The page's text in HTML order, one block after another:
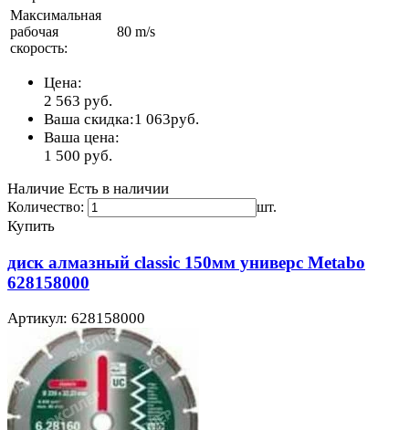
Максимальная
рабочая
скорость:
80 m/s
Цена:
2 563 руб.
Ваша скидка:1 063руб.
Ваша цена:
1 500 руб.
Наличие Есть в наличии
Количество: шт.
Купить
диск алмазный classic 150мм универс Metabo
628158000
Артикул: 628158000